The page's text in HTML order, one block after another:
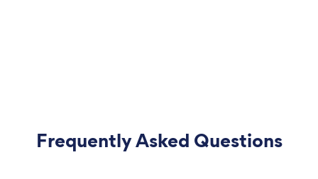
Frequently Asked Questions